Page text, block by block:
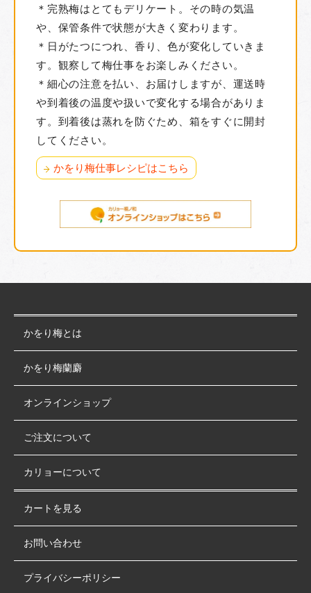
＊完熟梅はとてもデリケート。その時の気温
や、保管条件で状態が大きく変わります。
＊日がたつにつれ、香り、色が変化していきま
す。観察して梅仕事をお楽しみください。
＊細心の注意を払い、お届けしますが、運送時
や到着後の温度や扱いで変化する場合がありま
す。到着後は蒸れを防ぐため、箱をすぐに開封
してください。
かをり梅仕事レシピはこちら
かをり梅とは
かをり梅蘭麝
オンラインショップ
ご注文について
カリョーについて
カートを見る
お問い合わせ
プライバシーポリシー